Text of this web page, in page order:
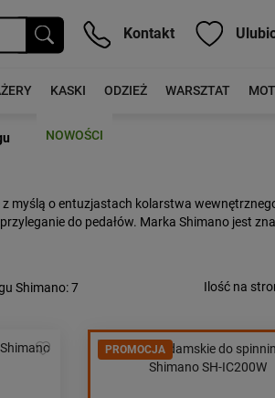
Kontakt
KASKI ODZIEŻ WARSZTAT
NOWOŚCI
myślą o entuzjastach kolarstwa
do pedałów. Marka Shimano jest
Ilość na
Shimano: 7
PROMOCJA